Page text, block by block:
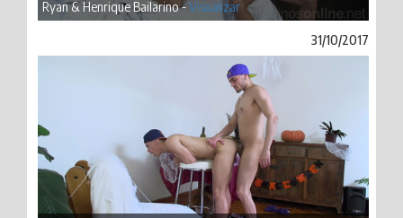
Ryan & Henrique Bailarino -Visualizar
31/10/2017